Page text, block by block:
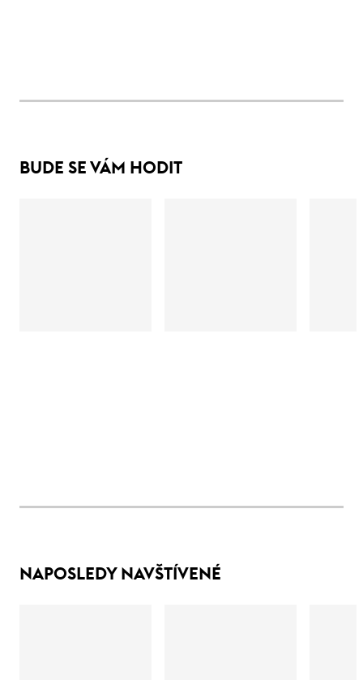
BUDE SE VÁM HODIT
NAPOSLEDY NAVŠTÍVENÉ